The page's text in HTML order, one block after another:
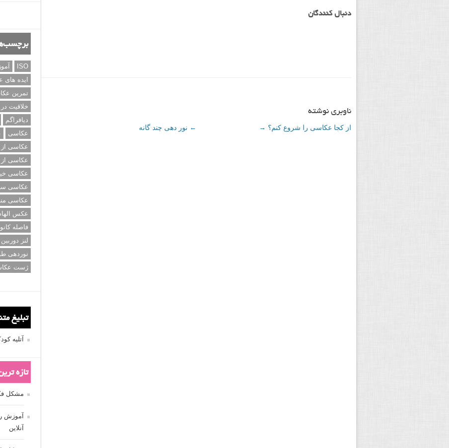
دنبال کنندگان
ناوبری نوشته
← نور دهی چند گانه از کجا عکاسی را شروع کنم؟ →
ISO
ایده
تمرین
خلاقیت
دیافراگم
عکاسی
عکاسی
عکاسی از
عکاسی
عکاسی
عکاسی
عکس
فاصله
لنز دوربین
نوردهی
ژست
تبلیغ
آتلیه
تازه
مشکل فکوس
آموزش
آنلاین